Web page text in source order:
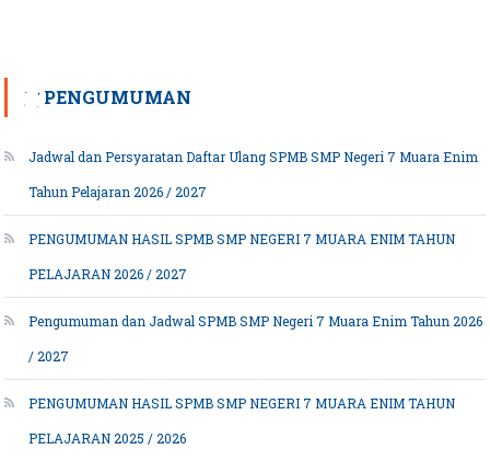
PENGUMUMAN
Jadwal dan Persyaratan Daftar Ulang SPMB SMP Negeri 7 Muara Enim
Tahun Pelajaran 2026 / 2027
PENGUMUMAN HASIL SPMB SMP NEGERI 7 MUARA ENIM TAHUN
PELAJARAN 2026 / 2027
Pengumuman dan Jadwal SPMB SMP Negeri 7 Muara Enim Tahun 2026
/ 2027
PENGUMUMAN HASIL SPMB SMP NEGERI 7 MUARA ENIM TAHUN
PELAJARAN 2025 / 2026